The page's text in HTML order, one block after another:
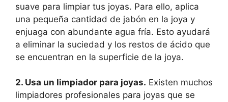
suave para limpiar tus joyas. Para ello, aplica
una pequeña cantidad de jabón en la joya y
enjuaga con abundante agua fría. Esto ayudará
a eliminar la suciedad y los restos de ácido que
se encuentran en la superficie de la joya.
2. Usa un limpiador para joyas. Existen muchos
limpiadores profesionales para joyas que se